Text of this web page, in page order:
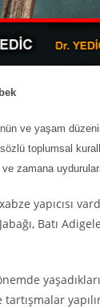
ve yaşam
toplumsal
zamana
yapıcısı
Batı